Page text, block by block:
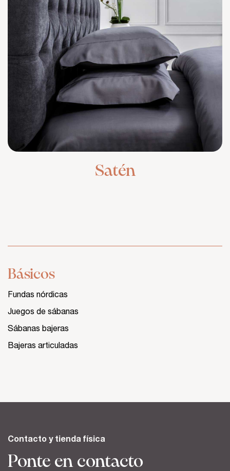
Satén
Básicos
Fundas nórdicas
Juegos de sábanas
Sábanas bajeras
Bajeras articuladas
Contacto y tienda física
Ponte en contacto